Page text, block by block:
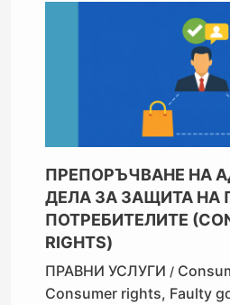
ПРЕПОРЪЧВАНЕ НА
ДЕЛА ЗА ЗАЩИТА НА
ПОТРЕБИТЕЛИТЕ
RIGHTS)
ПРАВНИ УСЛУГИ /
Consumer rights, Faulty